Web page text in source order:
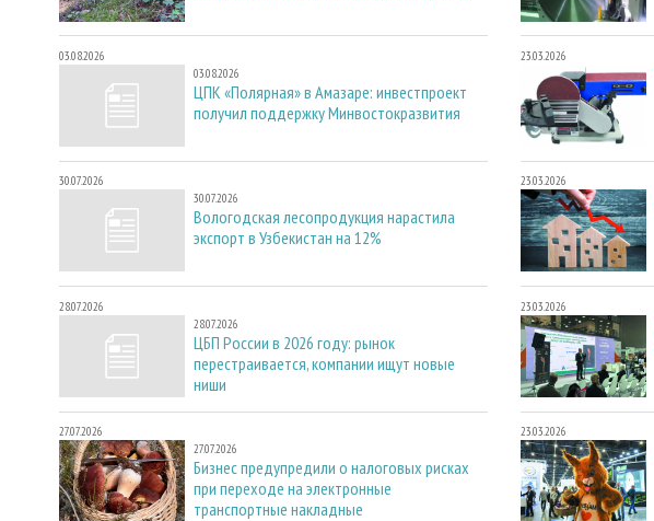
03.08.2026
03.08.2026
ЦПК «Полярная» в Амазаре: инвестпроект
получил поддержку Минвостокразвития
30.07.2026
30.07.2026
Вологодская лесопродукция нарастила
экспорт в Узбекистан на 12%
28.07.2026
28.07.2026
ЦБП России в 2026 году: рынок
перестраивается, компании ищут новые
ниши
27.07.2026
27.07.2026
Бизнес предупредили о налоговых рисках
при переходе на электронные
транспортные накладные
23.03.2026
23.03.2026
23.03.2026
23.03.2026